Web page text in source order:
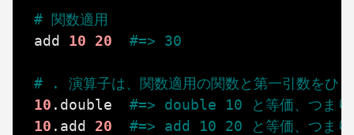
# 関数適用
add
10 20 #=> 30
# . 演算子は、関数適用の関数と第一引数をひ
10 . double
#=> double 10 と等価、つま
10 . add 20
#=> add 10 20 と等価、つま